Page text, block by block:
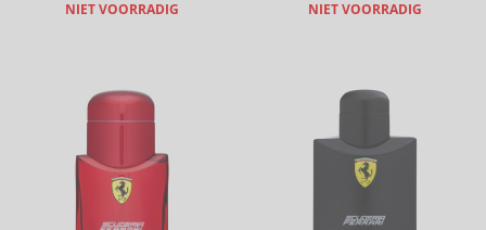
NIET VOORRADIG NIET VOORRADIG